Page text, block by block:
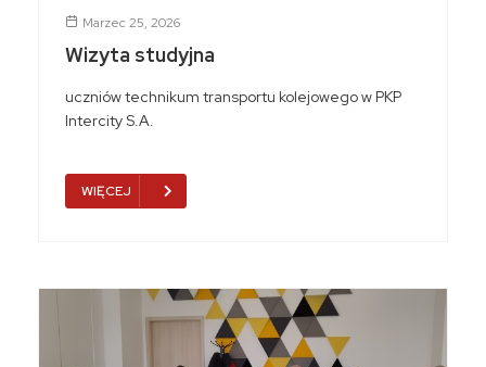
Marzec 25, 2026
Wizyta studyjna
uczniów technikum transportu kolejowego w PKP
Intercity S.A.
WIĘCEJ